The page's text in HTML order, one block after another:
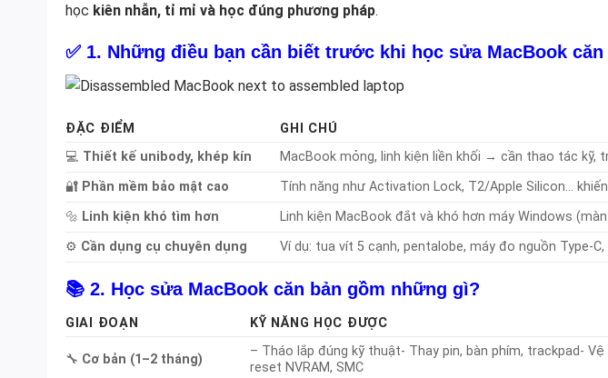
học kiên nhẫn, tỉ mỉ và học đúng phương pháp.
✅ 1. Những điều bạn cần biết trước khi học sửa MacBook căn
ĐẶC ĐIỂM
GHI CHÚ
💻 Thiết kế unibody, khép kín
MacBook mỏng, linh kiện liền khối → cần thao tác kỹ,
🔐 Phần mềm bảo mật cao
Tính năng như Activation Lock, T2/Apple Silicon…
🔩 Linh kiện khó tìm hơn
Linh kiện MacBook đắt và khó hơn máy Windows
⚙️ Cần dụng cụ chuyên dụng Ví dụ: tua vít 5 cạnh, pentalobe, máy đo nguồn Type-
📚 2. Học sửa MacBook căn bản gồm những gì?
GIAI ĐOẠN KỸ NĂNG HỌC ĐƯỢC
🔧 Cơ bản (1–2 tháng)
– Tháo lắp đúng kỹ thuật- Thay pin, bàn phím, trackpad-
reset NVRAM, SMC